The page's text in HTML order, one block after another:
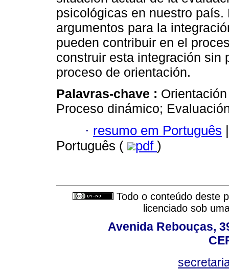
psicológicas en nuestro
argumentos para la
pueden contribuir en el
construir esta integración sin
proceso de orientación.
Palavras-chave :
Proceso dinámico;
· resumo em Português |
Português (
pdf )
Todo o conteúdo deste
licenciado sob
Avenida Rebouças,